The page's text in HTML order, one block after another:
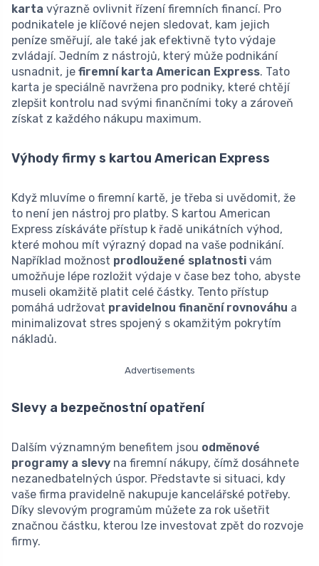
karta výrazně ovlivnit řízení firemních financí. Pro
podnikatele je klíčové nejen sledovat, kam jejich
peníze směřují, ale také jak efektivně tyto výdaje
zvládají. Jedním z nástrojů, který může podnikání
usnadnit, je firemní karta American Express. Tato
karta je speciálně navržena pro podniky, které chtějí
zlepšit kontrolu nad svými finančními toky a zároveň
získat z každého nákupu maximum.
Výhody firmy s kartou American Express
Když mluvíme o firemní kartě, je třeba si uvědomit, že
to není jen nástroj pro platby. S kartou American
Express získáváte přístup k řadě unikátních výhod,
které mohou mít výrazný dopad na vaše podnikání.
Například možnost prodloužené splatnosti vám
umožňuje lépe rozložit výdaje v čase bez toho, abyste
museli okamžitě platit celé částky. Tento přístup
pomáhá udržovat pravidelnou finanční rovnováhu a
minimalizovat stres spojený s okamžitým pokrytím
nákladů.
Advertisements
Slevy a bezpečnostní opatření
Dalším významným benefitem jsou odměnové
programy a slevy na firemní nákupy, čímž dosáhnete
nezanedbatelných úspor. Představte si situaci, kdy
vaše firma pravidelně nakupuje kancelářské potřeby.
Díky slevovým programům můžete za rok ušetřit
značnou částku, kterou lze investovat zpět do rozvoje
firmy.